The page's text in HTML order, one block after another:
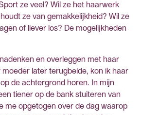
ze veel? Wil ze het haarwerk
ze van gemakkelijkheid? Wil ze
of liever los? De mogelijkheden
en overleggen met haar
moeder later terugbelde, kon ik haar
de achtergrond horen. In mijn
tiener op de bank stuiteren van
me opgetogen over de dag waarop